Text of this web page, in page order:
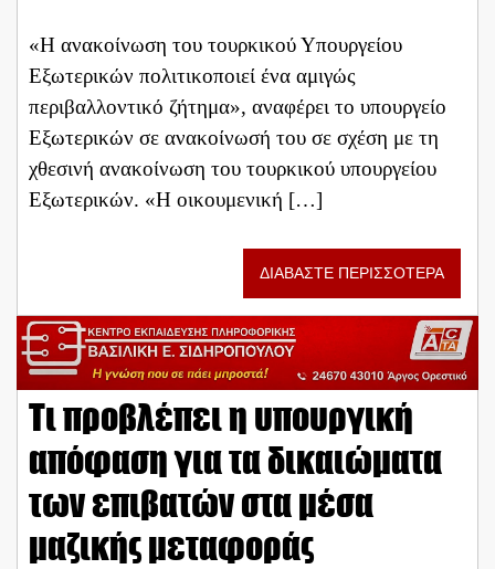
«Η ανακοίνωση του τουρκικού Υπουργείου
Εξωτερικών πολιτικοποιεί ένα αμιγώς
περιβαλλοντικό ζήτημα», αναφέρει το υπουργείο
Εξωτερικών σε ανακοίνωσή του σε σχέση με τη
χθεσινή ανακοίνωση του τουρκικού υπουργείου
Εξωτερικών. «Η οικουμενική […]
ΔΙΑΒΑΣΤΕ ΠΕΡΙΣΣΟΤΕΡΑ
Τι προβλέπει η υπουργική
απόφαση για τα δικαιώματα
των επιβατών στα μέσα
μαζικής μεταφοράς